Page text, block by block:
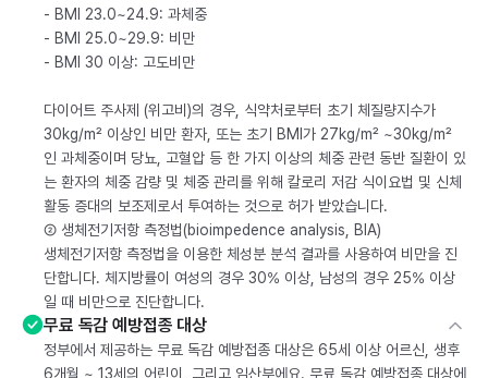
- BMI 23.0~24.9: 과체중
- BMI 25.0~29.9: 비만
- BMI 30 이상: 고도비만
다이어트 주사제 (위고비)의 경우, 식약처로부터 초기 체질량지수가
30kg/m² 이상인 비만 환자, 또는 초기 BMI가 27kg/m² ~30kg/m²
인 과체중이며 당뇨, 고혈압 등 한 가지 이상의 체중 관련 동반 질환이 있
는 환자의 체중 감량 및 체중 관리를 위해 칼로리 저감 식이요법 및 신체
활동 증대의 보조제로서 투여하는 것으로 허가 받았습니다.
② 생체전기저항 측정법(bioimpedence analysis, BIA)
생체전기저항 측정법을 이용한 체성분 분석 결과를 사용하여 비만을 진
단합니다. 체지방률이 여성의 경우 30% 이상, 남성의 경우 25% 이상
일 때 비만으로 진단합니다.
무료 독감 예방접종 대상
정부에서 제공하는 무료 독감 예방접종 대상은 65세 이상 어르신, 생후
6개월 ~ 13세의 어린이, 그리고 임산부에요. 무료 독감 예방접종 대상에